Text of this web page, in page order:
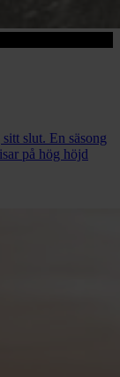
slut. En säsong
på hög höjd